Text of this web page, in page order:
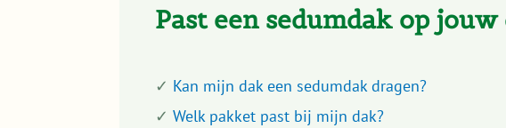
Past een sedumdak op jouw
✓ Kan mijn dak een sedumdak dragen?
✓ Welk pakket past bij mijn dak?